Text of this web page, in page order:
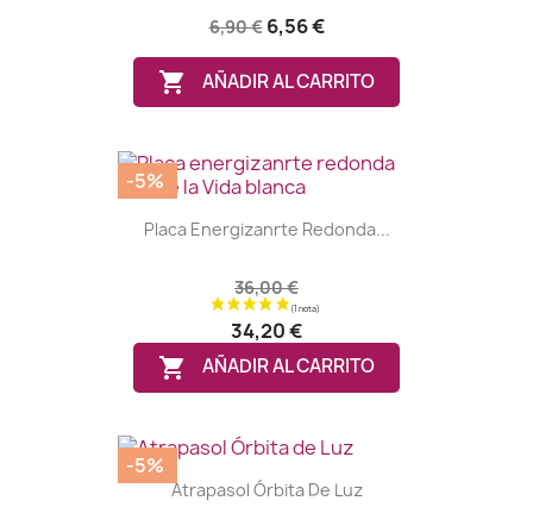
6,90 € 6,56 €
 AÑADIR AL CARRITO
Placa Energizanrte Redonda...
36,00 €
34,20 €
 AÑADIR AL CARRITO
-5%
Atrapasol Órbita De Luz
-5%